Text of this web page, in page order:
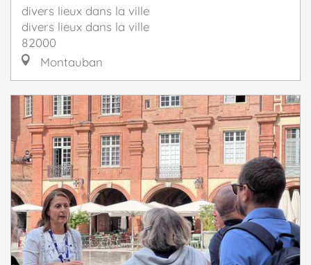
divers lieux dans la ville
divers lieux dans la ville
82000
Montauban